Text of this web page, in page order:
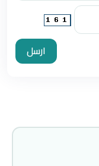
ارسل